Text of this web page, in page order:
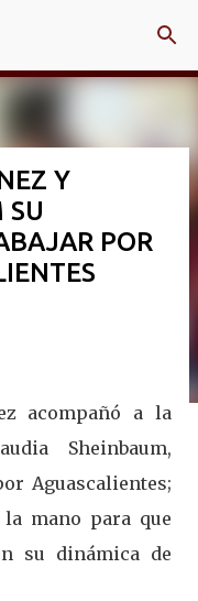
Y
SU
POR
acompañó a la
Sheinbaum,
Aguascalientes;
la mano para que
su dinámica de